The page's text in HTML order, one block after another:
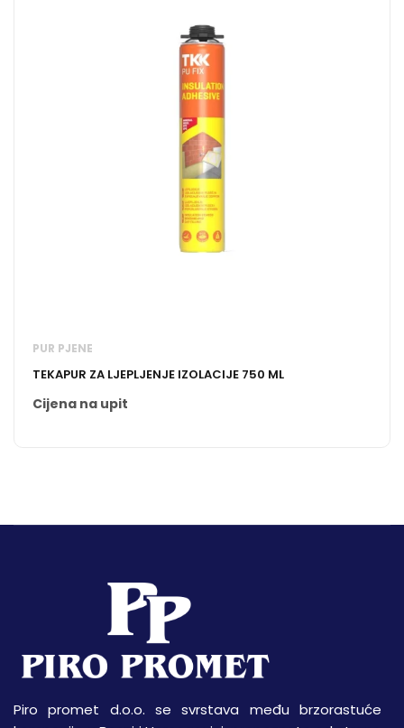
PUR PJENE
TEKAPUR ZA LJEPLJENJE IZOLACIJE 750 ML
Cijena na upit
Piro promet d.o.o. se svrstava među brzorastuće